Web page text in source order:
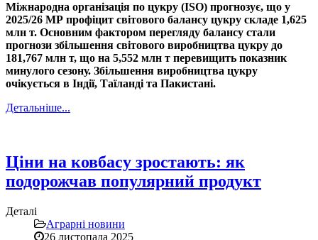
Міжнародна організація по цукру (ISO) прогнозує, що у
2025/26 МР профіцит світового балансу цукру складе 1,625
млн т. Основним фактором перегляду балансу стали
прогнози збільшення світового виробництва цукру до
181,767 млн ​​т, що на 5,552 млн т перевищить показник
минулого сезону. Збільшення виробництва цукру
очікується в Індії, Таїланді та Пакистані.
Детальніше...
Ціни на ковбасу зростають: як
подорожчав популярний продукт
Деталі
Аграрні новини
26 листопада 2025